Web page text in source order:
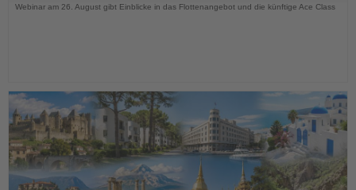
Webinar am 26. August gibt Einblicke in das Flottenangebot und die künftige Ace Class